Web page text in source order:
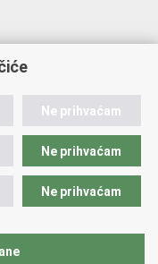
Hrvatsku
Ne prihvaćam
Ne prihvaćam
Ne prihvaćam